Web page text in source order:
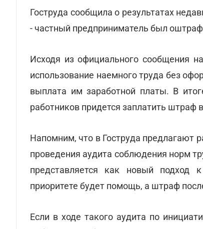
Гоструда сообщила о результатах
- частный предприниматель был
Исходя из официального сообщения
использование наемного труда без
выплата им заработной платы. В
работников придется заплатить
Напомним, что в Гоструда предлагают
проведения аудита соблюдения норм
представляется как новый подход
приоритете будет помощь, а штраф
Если в ходе такого аудита по